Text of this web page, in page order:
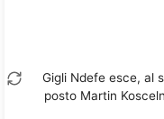
Gigli Ndefe esce, al
posto Martin